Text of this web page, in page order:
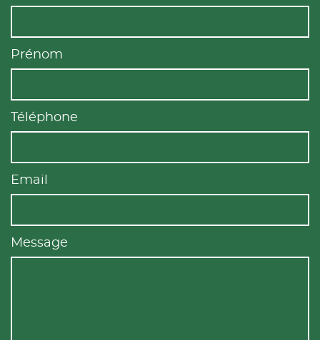
Prénom
Téléphone
Email
Message